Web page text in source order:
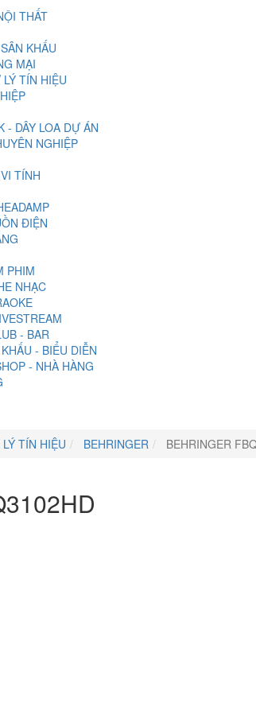
THẤT
KHẤU
MẠI
TÍN HIỆU
- DÂY LOA DỰ ÁN
NGHIỆP
TÍNH
ĐIỆN
PHIM
NHẠC
- BAR
- BIỂU DIỄN
- NHÀ HÀNG
TÍN HIỆU BEHRINGER BEHRINGER